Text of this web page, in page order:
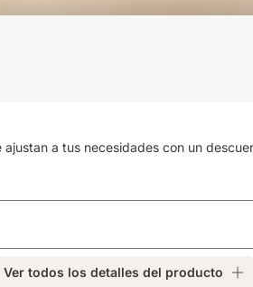
a tus necesidades con un
Ver todos los detalles del producto